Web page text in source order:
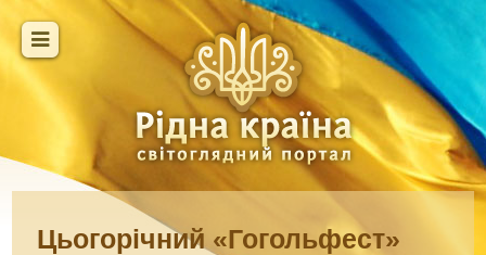
Цьогорічний «Гогольфест»